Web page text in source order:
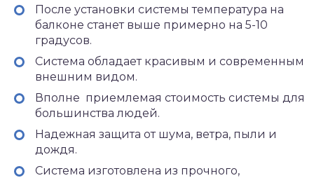
После установки системы температура на
балконе станет выше примерно на 5-10
градусов.
Система обладает красивым и современным
внешним видом.
Вполне приемлемая стоимость системы для
большинства людей.
Надежная защита от шума, ветра, пыли и
дождя.
Система изготовлена из прочного,